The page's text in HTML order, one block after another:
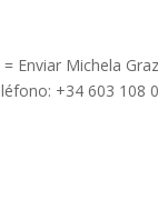
Enviar Michela
+34 603 108